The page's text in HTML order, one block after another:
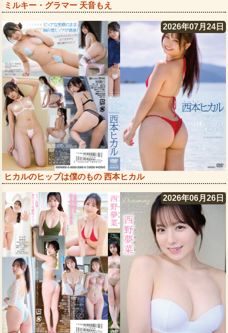
ミルキー・グラマー 天音もえ
2026年07月24日
ヒカルのヒップは僕のもの 西本ヒカル
2026年06月26日